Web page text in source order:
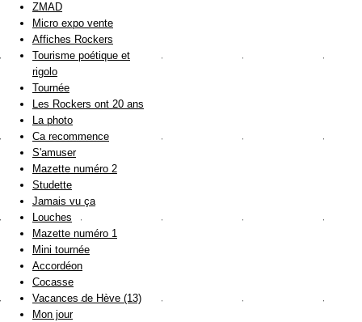
ZMAD
Micro expo vente
Affiches Rockers
Tourisme poétique et
rigolo
Tournée
Les Rockers ont 20 ans
La photo
Ca recommence
S'amuser
Mazette numéro 2
Studette
Jamais vu ça
Louches
Mazette numéro 1
Mini tournée
Accordéon
Cocasse
Vacances de Hève (13)
Mon jour